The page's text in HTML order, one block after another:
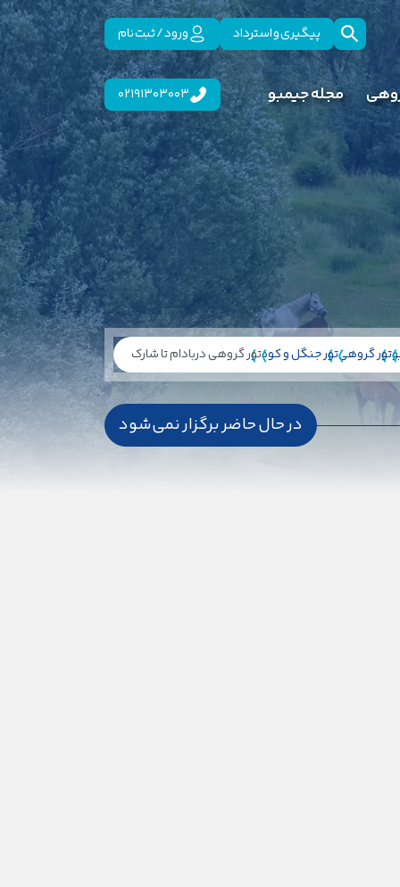
پیگیری و استرداد ورود / ثبت نام
مجله جیمبو 02191303003
تور گروهیتور جنگل و کوهتور گروهی دربادام تا شارک
در حال حاضر برگزار نمی‌شود